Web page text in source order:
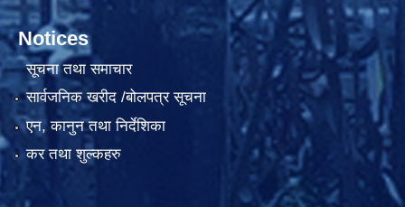
Notices
सूचना तथा समाचार
सार्वजनिक खरीद /बोलपत्र सूचना
एन, कानुन तथा निर्देशिका
कर तथा शुल्कहरु